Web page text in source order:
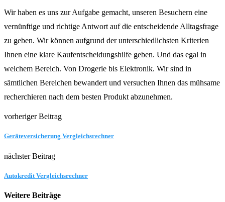
Wir haben es uns zur Aufgabe gemacht, unseren Besuchern eine
vernünftige und richtige Antwort auf die entscheidende Alltagsfrage
zu geben. Wir können aufgrund der unterschiedlichsten Kriterien
Ihnen eine klare Kaufentscheidungshilfe geben. Und das egal in
welchem Bereich. Von Drogerie bis Elektronik. Wir sind in
sämtlichen Bereichen bewandert und versuchen Ihnen das mühsame
recherchieren nach dem besten Produkt abzunehmen.
vorheriger Beitrag
Geräteversicherung Vergleichsrechner
nächster Beitrag
Autokredit Vergleichsrechner
Weitere Beiträge